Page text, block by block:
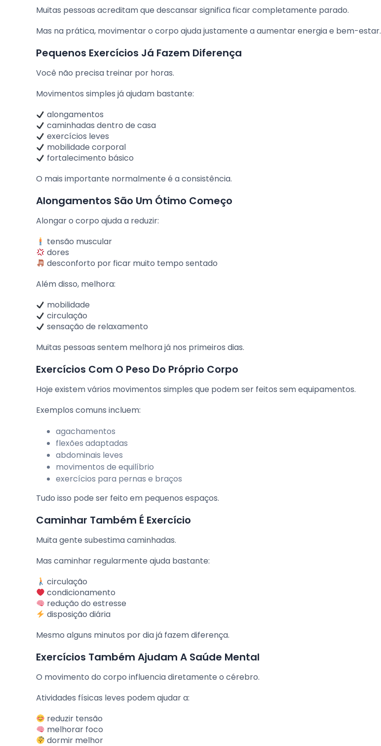
Muitas pessoas acreditam que descansar significa ficar completamente parado.
Mas na prática, movimentar o corpo ajuda justamente a aumentar energia e bem-estar.
Pequenos Exercícios Já Fazem Diferença
Você não precisa treinar por horas.
Movimentos simples já ajudam bastante:
alongamentos
caminhadas dentro de casa
exercícios leves
mobilidade corporal
fortalecimento básico
O mais importante normalmente é a consistência.
Alongamentos São Um Ótimo Começo
Alongar o corpo ajuda a reduzir:
tensão muscular
dores
desconforto por ficar muito tempo sentado
Além disso, melhora:
mobilidade
circulação
sensação de relaxamento
Muitas pessoas sentem melhora já nos primeiros dias.
Exercícios Com O Peso Do Próprio Corpo
Hoje existem vários movimentos simples que podem ser feitos sem equipamentos.
Exemplos comuns incluem:
agachamentos
flexões adaptadas
abdominais leves
movimentos de equilíbrio
exercícios para pernas e braços
Tudo isso pode ser feito em pequenos espaços.
Caminhar Também É Exercício
Muita gente subestima caminhadas.
Mas caminhar regularmente ajuda bastante:
circulação
condicionamento
redução do estresse
disposição diária
Mesmo alguns minutos por dia já fazem diferença.
Exercícios Também Ajudam A Saúde Mental
O movimento do corpo influencia diretamente o cérebro.
Atividades físicas leves podem ajudar a:
reduzir tensão
melhorar foco
dormir melhor